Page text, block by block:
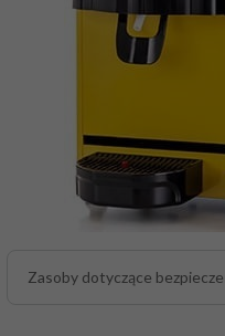
Zasoby dotyczące